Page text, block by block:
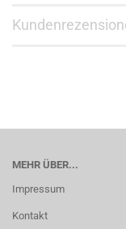
MEHR ÜBER...
Impressum
Kontakt